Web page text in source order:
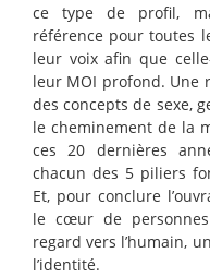
ce type de profil,
référence pour toutes
leur voix afin que
leur MOI profond. Une
des concepts de sexe,
le cheminement de la
ces 20 dernières
chacun des 5 piliers
Et, pour conclure
le cœur de
regard vers l’humain,
l’identité.